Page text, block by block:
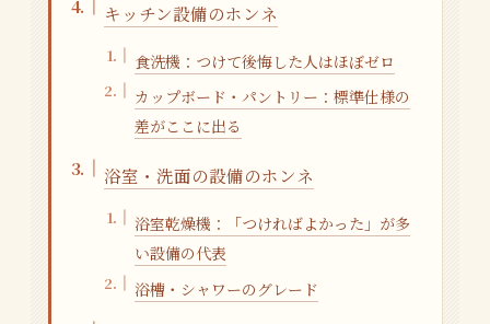
キッチン設備のホンネ
食洗機：つけて後悔した人はほぼゼロ
カップボード・パントリー：標準仕様の
差がここに出る
浴室・洗面の設備のホンネ
浴室乾燥機：「つければよかった」が多
い設備の代表
浴槽・シャワーのグレード